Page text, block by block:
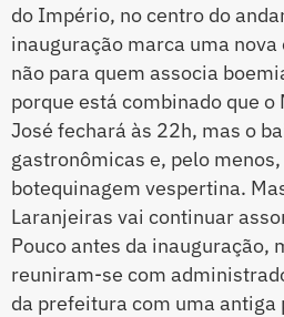
do Império, no centro do
inauguração marca uma
não para quem associa
porque está combinado que o
José fechará às 22h, mas o
gastronômicas e, pelo
botequinagem vespertina.
Laranjeiras vai continuar
Pouco antes da inauguração,
reuniram-se com
da prefeitura com uma antiga